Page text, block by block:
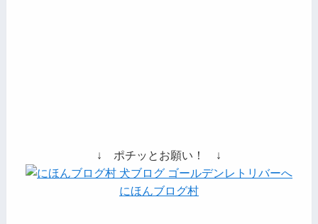
↓ ポチッとお願い！ ↓
にほんブログ村